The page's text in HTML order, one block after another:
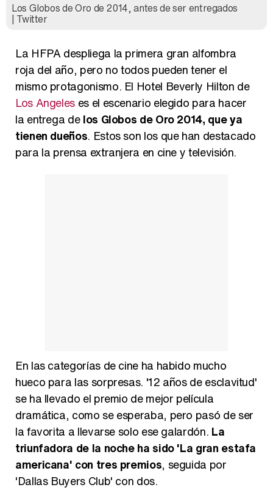
Así se tomó Felipe VI que la Infanta Sofía no quisiera recibir formación militar
Los Globos de Oro de 2014, antes de ser entregados
| Twitter
La HFPA despliega la primera gran alfombra
roja del año, pero no todos pueden tener el
mismo protagonismo. El Hotel Beverly Hilton de
Los Angeles es el escenario elegido para hacer
la entrega delos Globos de Oro 2014, que ya
tienen dueños. Estos son los que han destacado
para la prensa extranjera en cine y televisión.
En las categorías de cine ha habido mucho
hueco para las sorpresas. '12 años de esclavitud'
se ha llevado el premio de mejor película
dramática, como se esperaba, pero pasó de ser
la favorita a llevarse solo ese galardón. La
triunfadora de la noche ha sido 'La gran estafa
americana' con tres premios, seguida por
'Dallas Buyers Club' con dos.